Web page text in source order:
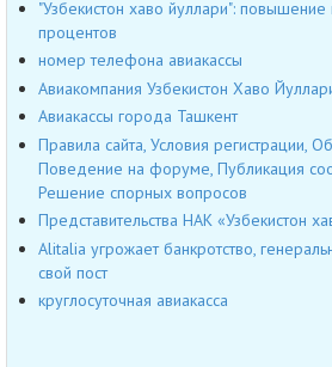
"Узбекистон хаво йуллари":
процентов
номер телефона авиакассы
Авиакомпания Узбекистон Хаво
Авиакассы города Ташкент
Правила сайта, Условия регистрации,
Поведение на форуме, Публикация
Решение спорных вопросов
Представительства НАК «Узбекистон
Alitalia угрожает банкротство,
свой пост
круглосуточная авиакасса